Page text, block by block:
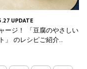
UPDATE
ージ！ 「豆腐のやさしい
」 のレシピご紹介..